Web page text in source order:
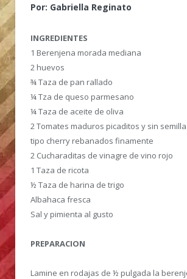
Por: Gabriella Reginato
INGREDIENTES
1 Berenjena morada mediana
2 huevos
¾ Taza de pan rallado
¼ Tza de queso parmesano
¼ Taza de aceite de oliva
2 Tomates maduros picaditos y sin
tipo cherry rebanados finamente
2 Cucharaditas de vinagre de vino rojo
1 Taza de ricota
½ Taza de harina de trigo
Albahaca fresca
Sal y pimienta al gusto
PREPARACION
Lamine en rodajas de ½ pulgada la